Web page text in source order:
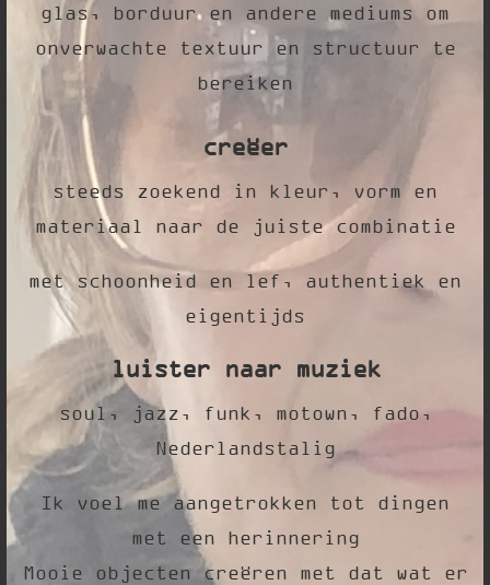
glas, borduur en andere mediums om
onverwachte textuur en structuur te
bereiken
creëer
steeds zoekend in kleur, vorm en
materiaal naar de juiste combinatie
met schoonheid en lef, authentiek en
eigentijds
luister naar muziek
soul, jazz, funk, motown, fado,
Nederlandstalig
Ik voel me aangetrokken tot dingen
met een herinnering
Mooie objecten creëren met dat wat er